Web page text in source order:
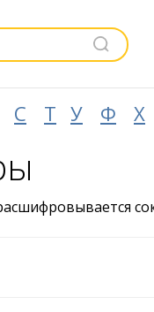
С Т У Ф Х